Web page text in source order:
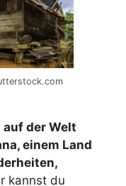
der Welt
einem Land
kannst du